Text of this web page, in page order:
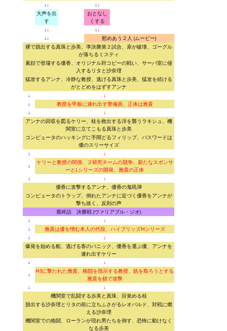
↓↓ ↓↓
大声を出
す
おとなし
くする
↓↓ ↓↓
↓↓
慰めあう２人 (ムービー)
裸で脱出する真珠と歩美、準決勝第２試合、扉が破壊、ゴーグル
が落ちるミスティ
素顔で登場する優香、オリジナル対コピーの戦い、サーバ室に侵
入するリタと沙奈理
猛攻するアンナ、冷静な教授、逃げる真珠と歩美、猛攻を続ける
がとどめをはずすアンナ
↓
↓
↓
教授を甲板に連れ出す警備員、正体は雅貴
↓
↓
アンナの回収を図るケリー、桂を救出する洋を襲うラキシュ、機
関室に立てこもる真珠と歩美
コンピュータのハッキングに手間どるフィリップ、パスワードは
優のスリーサイズ
↓
↓
↓
ケリーと教授の関係、２研究チームの競争、新たなスポンサ
ーとLシリーズの開発、雅貴の正体
↓
↓
優香に攻撃するアンナ、優香の鬼吼弾
コンピュータのトラップ、倒れたアンナに近づく優香をアンナが
撃ち抜く、反則の声
最終話 決勝戦 (ヴァリアブル・ジオ)
↓
↓
↓
雅貴は優を憎む本人の代役、ハイブリッズMシリーズ
↓
↓
爆発を始める船、逃げる客のパニック、優香を運ぶ優、アンナを
連れ出すケリー
↓
↓
↓
M3に撃たれた雅貴、格闘を指示する教授、銃を取ろうとする
雅貴を鎖で攻撃
↓
↓
機関室で乱闘する歩美と真珠、目覚める桂
脱出する沙奈理とリタの前に立ちふさがるレオパルド、対戦に燃
える沙奈理
機関室での格闘、ローランが現れ男たちを倒す、恐怖に動けなく
なる歩美